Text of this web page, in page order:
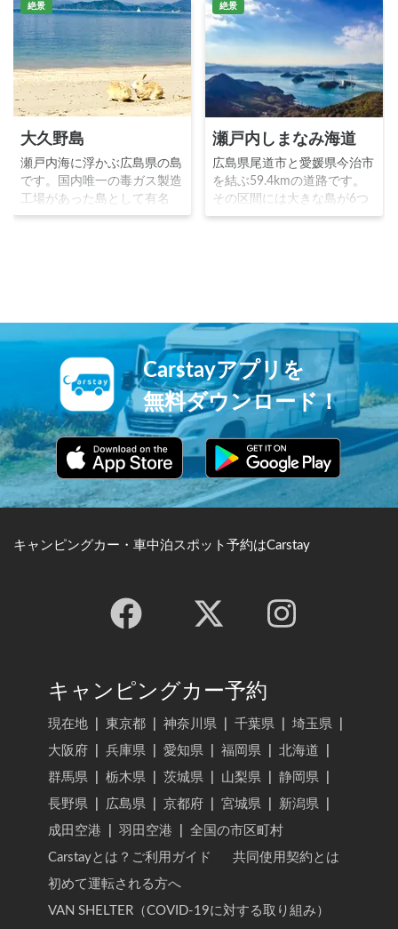
絶景
大久野島
瀬戸内海に浮かぶ広島県の島
です。国内唯一の毒ガス製造
工場があった島として有名
で、動物実験用として使われ
ポットの１つです。
絶景
瀬戸内しまなみ海道
広島県尾道市と愛媛県今治市
を結ぶ59.4kmの道路です。
その区間には大きな島が6つ
あり、それぞれに10本の架橋
Carstayアプリを
無料ダウンロード！
キャンピングカー・車中泊スポット予約はCarstay
キャンピングカー予約
現在地 東京都 神奈川県 千葉県 埼玉県
大阪府
兵庫県 愛知県 福岡県 北海道
群馬県
栃木県 茨城県 山梨県 静岡県
長野県
広島県 京都府 宮城県 新潟県
成田空港
羽田空港
全国の市区町村
Carstayとは？ご利用ガイド
共同使用契約とは
初めて運転される方へ
VAN SHELTER（COVID-19に対する取り組み）